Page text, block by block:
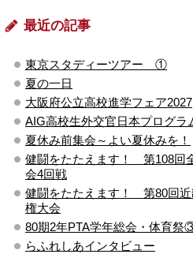
最近の記事
東京スタディーツアー ①
夏の一日
大阪府公立高校進学フェア2027
AIG高校生外交官日本プログラ
夏休み前集会～よい夏休みを！
健闘をたたえます！ 第108回
会4回戦
健闘をたたえます！ 第80回
権大会
80期2年PTA学年総会・体育
らふれしあインタビュー